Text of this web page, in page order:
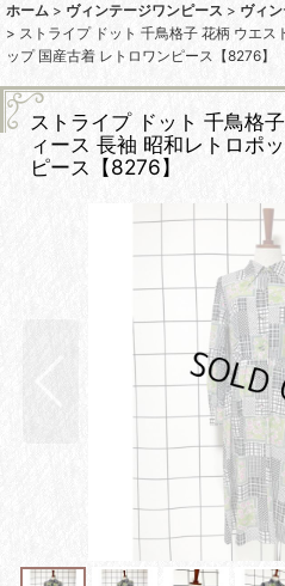
ホーム > ヴィンテージワンピース > ヴィ
> ストライプ ドット 千鳥格子 花柄 ウエ
ップ 国産古着 レトロワンピース【8276】
ストライプ ドット 千鳥格
ィース 長袖 昭和レトロポ
ピース【8276】